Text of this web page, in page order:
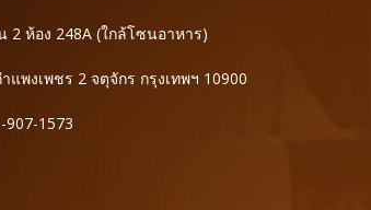
2 ห้อง 248A (ใกล้โซนอาหาร)
แพงเพชร 2 จตุจักร กรุงเทพฯ 10900
907-1573